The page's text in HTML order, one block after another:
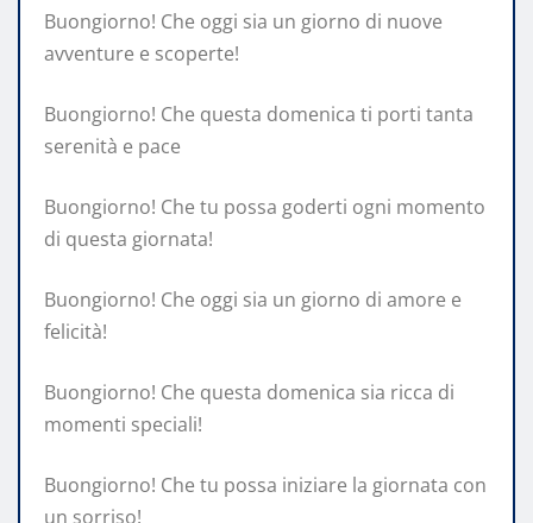
Buongiorno! Che oggi sia un giorno di nuove
avventure e scoperte!
Buongiorno! Che questa domenica ti porti tanta
serenità e pace
Buongiorno! Che tu possa goderti ogni momento
di questa giornata!
Buongiorno! Che oggi sia un giorno di amore e
felicità!
Buongiorno! Che questa domenica sia ricca di
momenti speciali!
Buongiorno! Che tu possa iniziare la giornata con
un sorriso!